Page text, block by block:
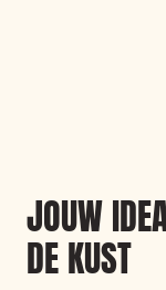
JOUW
DE KUST